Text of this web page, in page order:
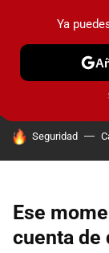
PRUEBAS
HOY SE HABLA
Seguridad
Ese
cuenta de
Ya